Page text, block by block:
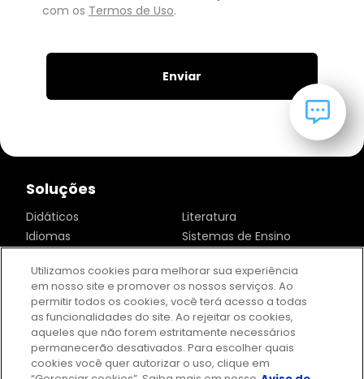
com os Termos de Uso.
Enviar
Soluções
Didáticos
Literatura
Idiomas
Sistemas de Ensino
Projeto de Vida
Educação Financeira
Soluções Educação Pública PNLD
Institucional
Sobre nós
Imprensa
Utilizamos cookies para melhorar sua experiência
em nosso site e promover os nossos serviços. Ao
permitir todos os cookies, você terá acesso a todas
as funcionalidades do site. Ao rejeitar os cookies,
aqueles que não forem estritamente necessários
permanecerão desativados. Para escolher quais
cookies você quer autorizar o uso, clique em